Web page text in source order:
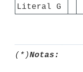
Literal G
(*)Notas: